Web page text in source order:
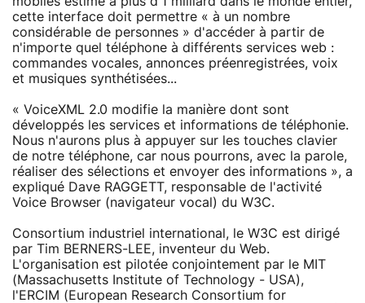
cette interface doit permettre « à un nombre
considérable de personnes » d'accéder à partir de
n'importe quel téléphone à différents services web :
commandes vocales, annonces préenregistrées, voix
et musiques synthétisées...
« VoiceXML 2.0 modifie la manière dont sont
développés les services et informations de téléphonie.
Nous n'aurons plus à appuyer sur les touches clavier
de notre téléphone, car nous pourrons, avec la parole,
réaliser des sélections et envoyer des informations », a
expliqué Dave RAGGETT, responsable de l'activité
Voice Browser (navigateur vocal) du W3C.
Consortium industriel international, le W3C est dirigé
par Tim BERNERS-LEE, inventeur du Web.
L'organisation est pilotée conjointement par le MIT
(Massachusetts Institute of Technology - USA),
l'ERCIM (European Research Consortium for